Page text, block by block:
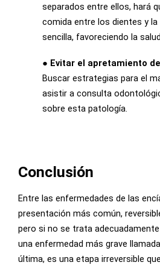
separados entre ellos, hará
comida entre los dientes y la
sencilla, favoreciendo la
● Evitar el apretamiento
Buscar estrategias para el
asistir a consulta
sobre esta patología.
Conclusión
Entre las enfermedades de las
presentación más común,
pero si no se trata
una enfermedad más grave
última, es una etapa irreversible